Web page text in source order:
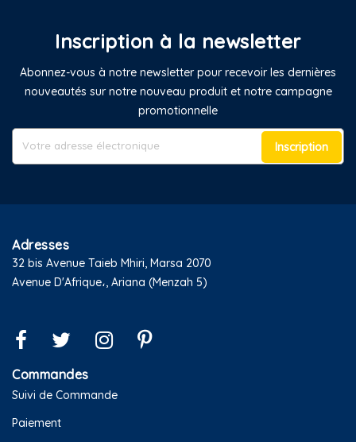
Inscription à la newsletter
Abonnez-vous à notre newsletter pour recevoir les dernières
nouveautés sur notre nouveau produit et notre campagne
promotionnelle
Inscription
Adresses
32 bis Avenue Taieb Mhiri, Marsa 2070
Avenue D'Afrique،, Ariana (Menzah 5)
Commandes
Suivi de Commande
Paiement